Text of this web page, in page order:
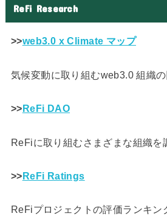
ReFi Research
>>web3.0 x Climate マップ
気候変動に取り組むweb3.0 組織
>>ReFi DAO
ReFiに取り組むさまざまな組織を
>>ReFi Ratings
ReFiプロジェクトの評価ランキン